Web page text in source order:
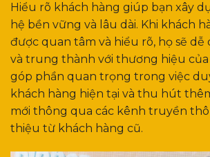
Hiểu rõ khách hàng giúp bạn xây
hệ bền vững và lâu dài. Khi khách
được quan tâm và hiểu rõ, họ sẽ
và trung thành với thương hiệu
góp phần quan trọng trong việc
khách hàng hiện tại và thu hút
mới thông qua các kênh truyền
thiệu từ khách hàng cũ.